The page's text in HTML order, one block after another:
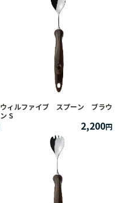
ウィルファイブ スプーン ブラウ
ン S
2,200